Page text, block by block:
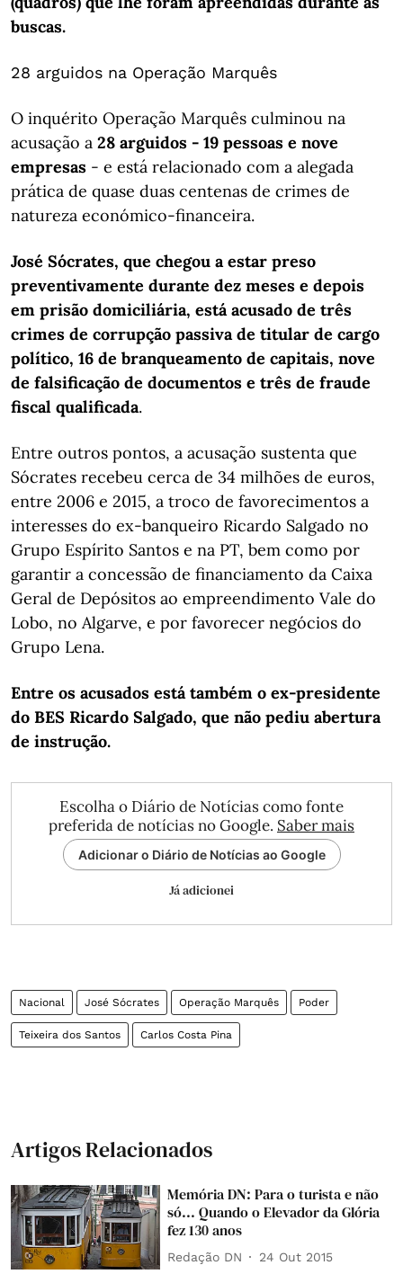
buscas.
28 arguidos na Operação Marquês
O inquérito Operação Marquês culminou na
acusação a 28 arguidos - 19 pessoas e nove
empresas - e está relacionado com a alegada
prática de quase duas centenas de crimes de
natureza económico-financeira.
José Sócrates, que chegou a estar preso
preventivamente durante dez meses e depois
em prisão domiciliária, está acusado de três
crimes de corrupção passiva de titular de cargo
político, 16 de branqueamento de capitais, nove
de falsificação de documentos e três de fraude
fiscal qualificada.
Entre outros pontos, a acusação sustenta que
Sócrates recebeu cerca de 34 milhões de euros,
entre 2006 e 2015, a troco de favorecimentos a
interesses do ex-banqueiro Ricardo Salgado no
Grupo Espírito Santos e na PT, bem como por
garantir a concessão de financiamento da Caixa
Geral de Depósitos ao empreendimento Vale do
Lobo, no Algarve, e por favorecer negócios do
Grupo Lena.
Entre os acusados está também o ex-presidente
do BES Ricardo Salgado, que não pediu abertura
de instrução.
Escolha o Diário de Notícias como fonte
preferida de notícias no Google. Saber mais
Adicionar o Diário de Notícias ao Google
Já adicionei
Nacional José Sócrates Operação Marquês Poder
Teixeira dos Santos Carlos Costa Pina
Artigos Relacionados
Memória DN: Para o turista e não
só... Quando o Elevador da Glória
fez 130 anos
Redação DN 24 Out 2015